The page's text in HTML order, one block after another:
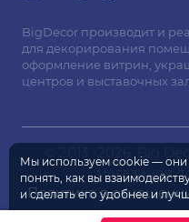
BigDecor производит и
для декорирования
оформление витрин,
центров и выставочных
© 2013 -2026. Big
магазинов,
Политика в
Мы используем cookie — они
понять, как вы
и сделатьего удобнееи